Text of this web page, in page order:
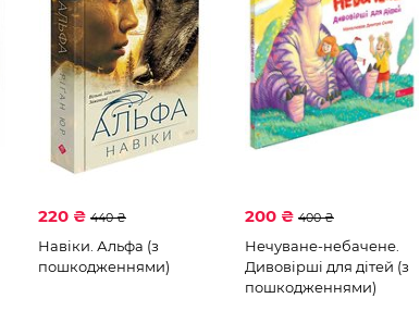
220 ₴ 440 ₴
Навіки. Альфа (з
пошкодженнями)
200 ₴ 400 ₴
Нечуване-небачене.
Дивовірші для дітей (з
пошкодженнями)